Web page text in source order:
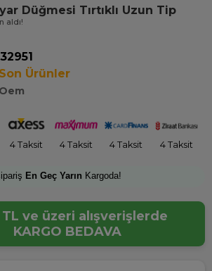
Düğmesi Tırtıklı Uzun Tip
aldı!
32951
Son Ürünler
Oem
4 Taksit 4 Taksit 4 Taksit 4 Taksit
En Geç Yarın Kargoda!
ve üzeri alışverişlerde
KARGO BEDAVA